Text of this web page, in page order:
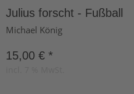
Julius forscht - Fußball
Michael König
15,00 € *